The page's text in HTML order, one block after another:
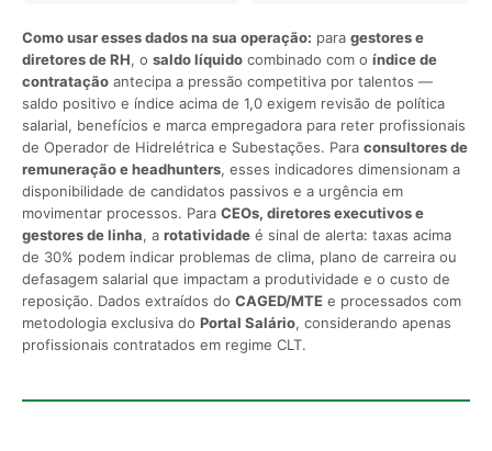
Como usar esses dados na sua operação: para gestores e
diretores de RH, o saldo líquido combinado com o índice de
contratação antecipa a pressão competitiva por talentos —
saldo positivo e índice acima de 1,0 exigem revisão de política
salarial, benefícios e marca empregadora para reter profissionais
de Operador de Hidrelétrica e Subestações. Para consultores de
remuneração e headhunters, esses indicadores dimensionam a
disponibilidade de candidatos passivos e a urgência em
movimentar processos. Para CEOs, diretores executivos e
gestores de linha, a rotatividade é sinal de alerta: taxas acima
de 30% podem indicar problemas de clima, plano de carreira ou
defasagem salarial que impactam a produtividade e o custo de
reposição. Dados extraídos do CAGED/MTE e processados com
metodologia exclusiva do Portal Salário, considerando apenas
profissionais contratados em regime CLT.